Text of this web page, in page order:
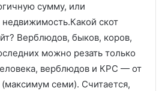
сумму, или
недвижимость.Какой скот
Верблюдов, быков, коров,
можно резать только
верблюдов и КРС — от
семи). Считается,